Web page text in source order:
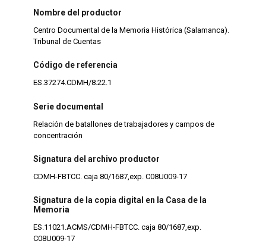
Nombre del productor
Centro Documental de la Memoria Histórica (Salamanca).
Tribunal de Cuentas
Código de referencia
ES.37274.CDMH/8.22.1
Serie documental
Relación de batallones de trabajadores y campos de
concentración
Signatura del archivo productor
CDMH-FBTCC. caja 80/1687,exp. C08U009-17
Signatura de la copia digital en la Casa de la
Memoria
ES.11021.ACMS/CDMH-FBTCC. caja 80/1687,exp.
C08U009-17